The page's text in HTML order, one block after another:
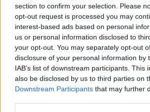
section to confirm your selection. Please
opt-out request is processed you may
interest-based ads based on personal
us or personal information disclosed to
your opt-out. You may separately opt-out
disclosure of your personal information by
IAB’s list of downstream participants. This
also be disclosed by us to third parties on
Downstream Participants that may further